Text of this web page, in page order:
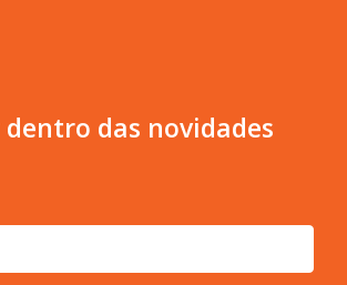
dentro das novidades